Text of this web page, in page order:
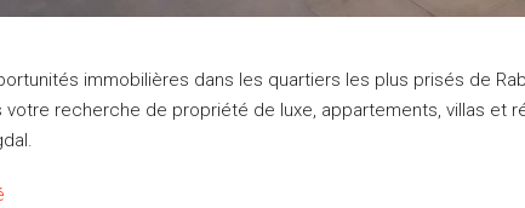
immobilières dans les quartiers les plus prisés de
votre recherche de propriété de luxe, appartements, villas et